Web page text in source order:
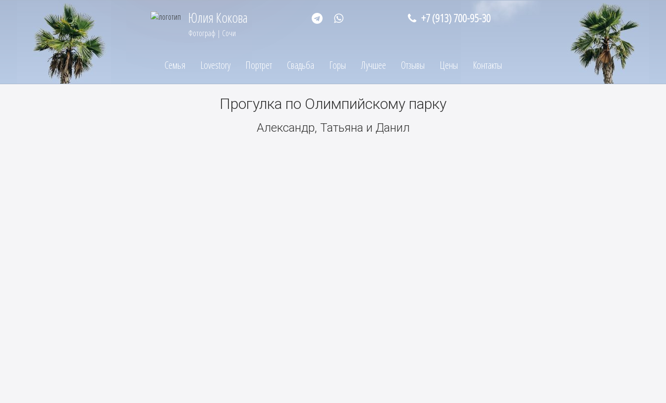
Юлия Кокова
Фотограф | Сочи
+7 (913) 700-95-30
Семья Lovestory Портрет Свадьба Горы Лучшее Отзывы Цены Контакты
Прогулка по Олимпийскому парку
Александр, Татьяна и Данил